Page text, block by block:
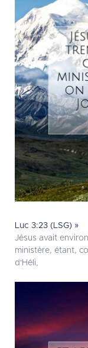
Luc 3:23 (LSG) »
Jésus avait
ministère, étant,
d'Héli,